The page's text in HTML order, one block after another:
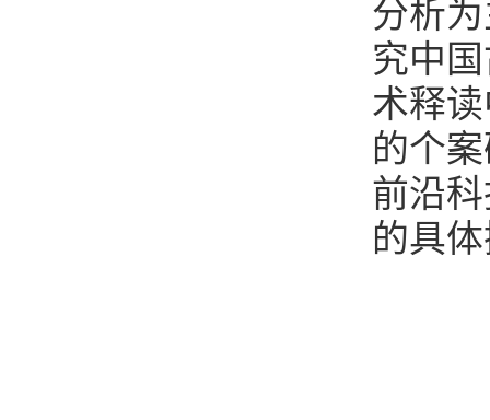
分析
究中
术释
的个
前沿
的具